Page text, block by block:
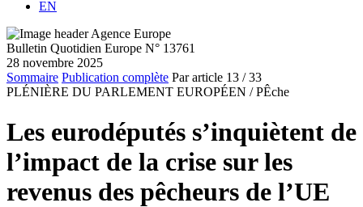
EN
Bulletin Quotidien Europe N° 13761
28 novembre 2025
Sommaire Publication complète Par article 13 / 33
PLÉNIÈRE DU PARLEMENT EUROPÉEN / PÊche
Les eurodéputés s’inquiètent de
l’impact de la crise sur les
revenus des pêcheurs de l’UE